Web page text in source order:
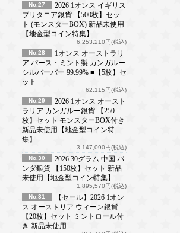
No.27
2026 1オンス イギリス
ブリタニア銀貨 【500枚】セッ
ト (モンスターBOX) 新品未使用
【地金型コイン特集】
6,253,210円(税込)
No.28
1オンス オーストラリ
ア パース・ミント製 カンガルー
シルバーバー 99.99% ■【5枚】セ
ット
62,115円(税込)
No.29
2026 1オンス オースト
ラリア カンガルー銀貨 【250
枚】セット モンスターBOX付き
新品未使用【地金型コイン特
集】
3,147,090円(税込)
No.30
2026 30グラム 中国 パ
ンダ銀貨 【150枚】セット 新品
未使用【地金型コイン特集】
1,895,570円(税込)
No.31
【セール】2026 1オン
ス オーストリア ウィーン銀貨
【20枚】セット ミントロール付
き 新品未使用